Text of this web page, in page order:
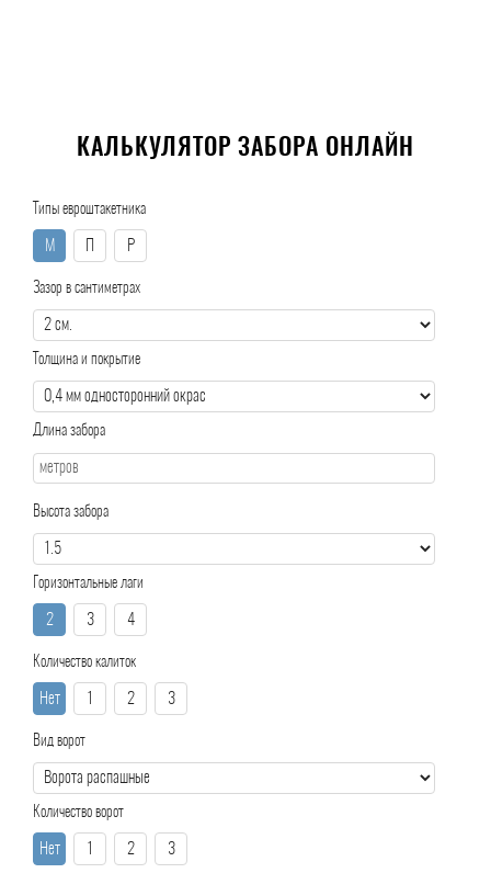
КАЛЬКУЛЯТОР ЗАБОРА ОНЛАЙН
Типы евроштакетника
М Р
Зазор в сантиметрах
Толщина и покрытие
Длина забора
Высота забора
Горизонтальные лаги
2 3 4
Количество калиток
Нет 2 3
Вид ворот
Количество ворот
Нет 2 3